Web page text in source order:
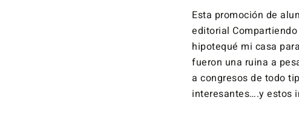
Esta promoción de
editorial
hipotequé mi casa
fueron una ruina a
a congresos de todo
interesantes….y estos